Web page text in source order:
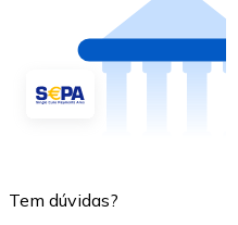
Tem dúvidas?